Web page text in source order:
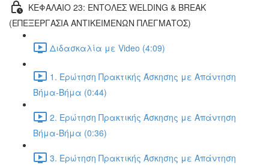
ΚΕΦΑΛΑΙΟ 23: ΕΝΤΟΛΕΣ WELDING & BREAK
(ΕΠΕΞΕΡΓΑΣΙΑ ΑΝΤΙΚΕΙΜΕΝΩΝ ΠΛΕΓΜΑΤΟΣ)
Διδασκαλία με Video (4:09)
1. Ερώτηση Πρακτικής Άσκησης με Απάντηση
Βήμα-Βήμα (0:44)
2. Ερώτηση Πρακτικής Άσκησης με Απάντηση
Βήμα-Βήμα (0:36)
3. Ερώτηση Πρακτικής Άσκησης με Απάντηση